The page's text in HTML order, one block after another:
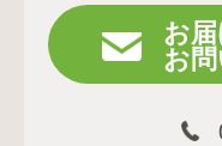
お
お